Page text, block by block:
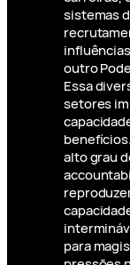
sistemas
outro
Essa
setores
alto grau
para